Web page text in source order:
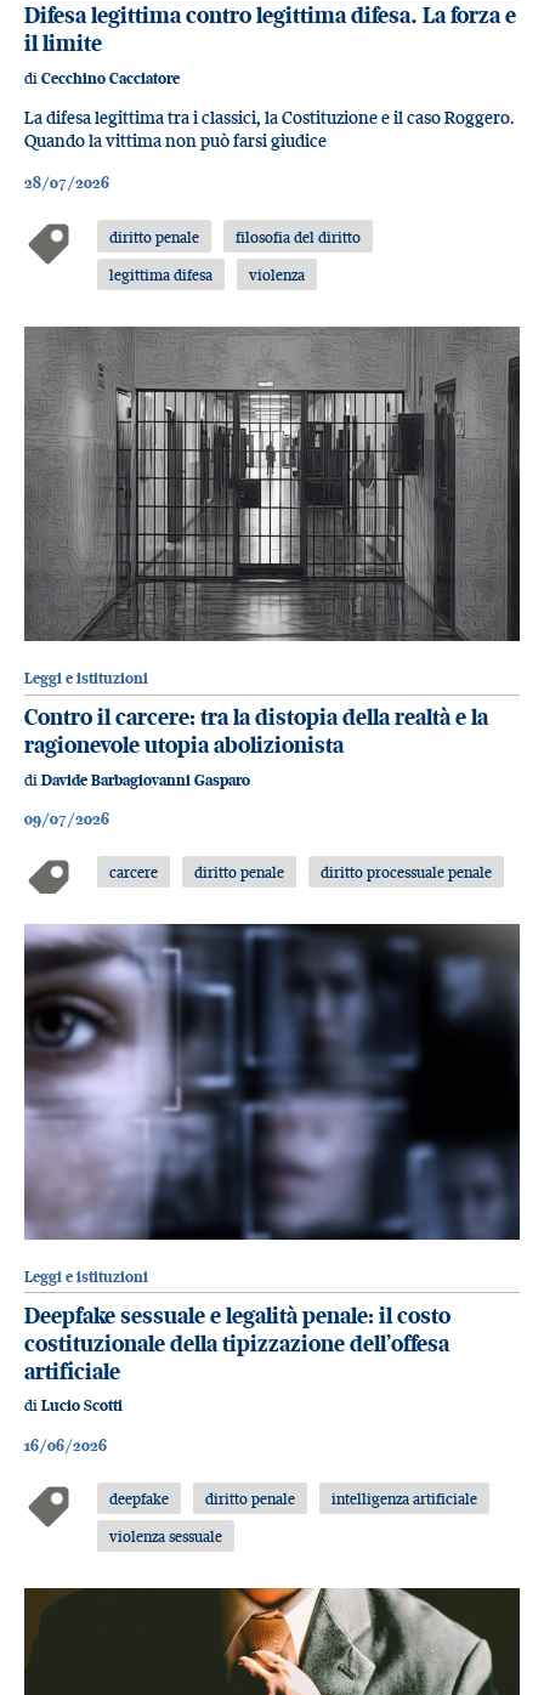
Difesa legittima contro legittima difesa. La forza e
il limite
di Cecchino Cacciatore
La difesa legittima tra i classici, la Costituzione e il caso Roggero.
Quando la vittima non può farsi giudice
28/07/2026
diritto penale
filosofia del diritto
legittima difesa
violenza
Leggi e istituzioni
Contro il carcere: tra la distopia della realtà e la
ragionevole utopia abolizionista
di Davide Barbagiovanni Gasparo
09/07/2026
carcere diritto penale diritto processuale penale
Leggi e istituzioni
Deepfake sessuale e legalità penale: il costo
costituzionale della tipizzazione dell’offesa
artificiale
di Lucio Scotti
16/06/2026
deepfake diritto penale
intelligenza artificiale
violenza sessuale